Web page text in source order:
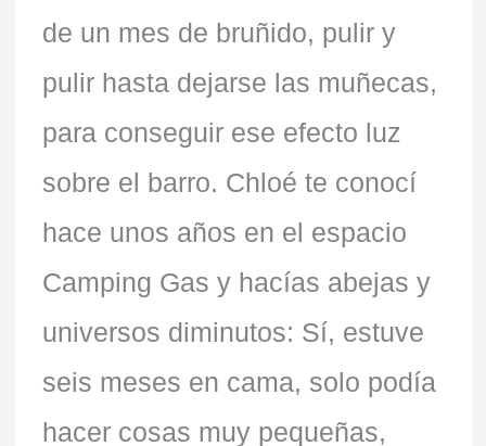
de un mes de bruñido, pulir y
pulir hasta dejarse las muñecas,
para conseguir ese efecto luz
sobre el barro. Chloé te conocí
hace unos años en el espacio
Camping Gas y hacías abejas y
universos diminutos: Sí, estuve
seis meses en cama, solo podía
hacer cosas muy pequeñas,